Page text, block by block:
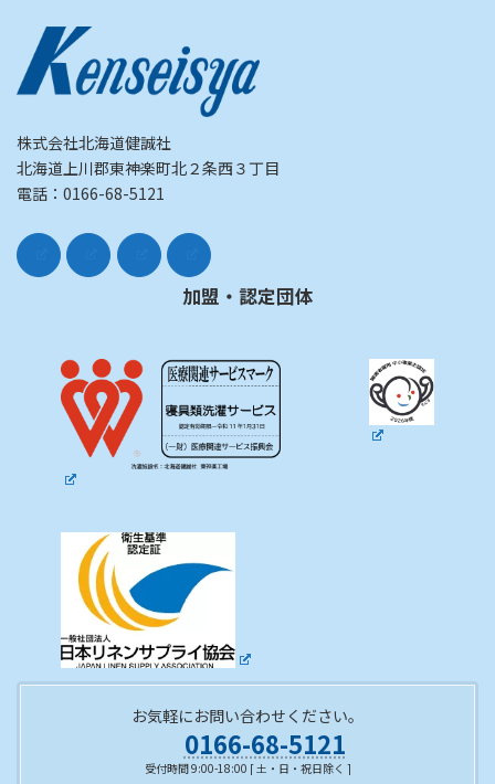
株式会社北海道健誠社
北海道上川郡東神楽町北２条西３丁目
電話：0166-68-5121
加盟・認定団体
お気軽にお問い合わせください。
0166-68-5121
受付時間 9:00-18:00 [ 土・日・祝日除く ]